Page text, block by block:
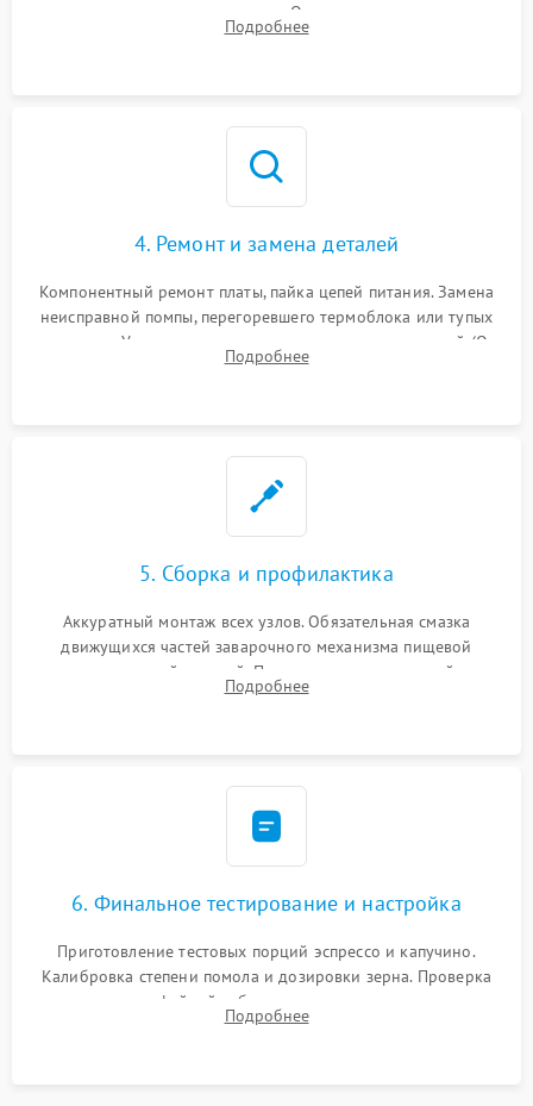
температуры и расходомера. Оценка степени износа
жерновов кофемолки, уплотнительных колец гидросистемы
Подробнее
4. Ремонт и замена деталей
Компонентный ремонт платы, пайка цепей питания. Замена
неисправной помпы, перегоревшего термоблока или тупых
жерновов. Установка новых силиконовых уплотнителей (O-
ring) и тефлоновых трубок для надежного устранения
Подробнее
5. Сборка и профилактика
Аккуратный монтаж всех узлов. Обязательная смазка
движущихся частей заварочного механизма пищевой
силиконовой смазкой. Проведение программной
декальцинации и очистки системы от кофейных масел.
Подробнее
6. Финальное тестирование и настройка
Приготовление тестовых порций эспрессо и капучино.
Калибровка степени помола и дозировки зерна. Проверка
плотности кофейной таблетки, температуры напитка и
качества молочной пены. Контроль отсутствия посторонних
Подробнее